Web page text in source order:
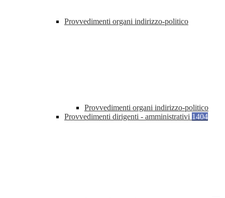
Provvedimenti organi indirizzo-politico
Provvedimenti organi indirizzo-politico
Provvedimenti dirigenti - amministrativi 1404